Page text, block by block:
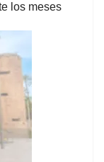
los meses